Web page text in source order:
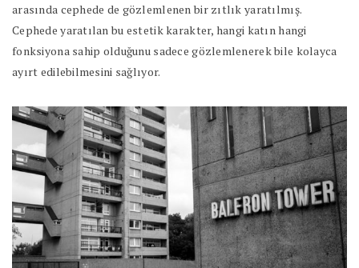
arasında cephede de gözlemlenen bir zıtlık yaratılmış.
Cephede yaratılan bu estetik karakter, hangi katın hangi
fonksiyona sahip olduğunu sadece gözlemlenerek bile kolayca
ayırt edilebilmesini sağlıyor.